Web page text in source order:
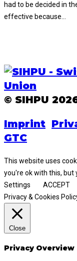
had to be decided in
effective because…
© SIHPU
Imprint
GTC
This website uses
you're ok with this, but
Settings
ACCEPT
Privacy & Cookies
Close
Privacy Overview